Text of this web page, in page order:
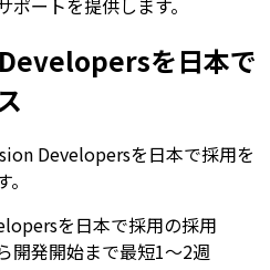
ートを提供します。
を日本で
Developersを日本で採用を
を日本で採用の採用
開発開始まで最短1〜2週